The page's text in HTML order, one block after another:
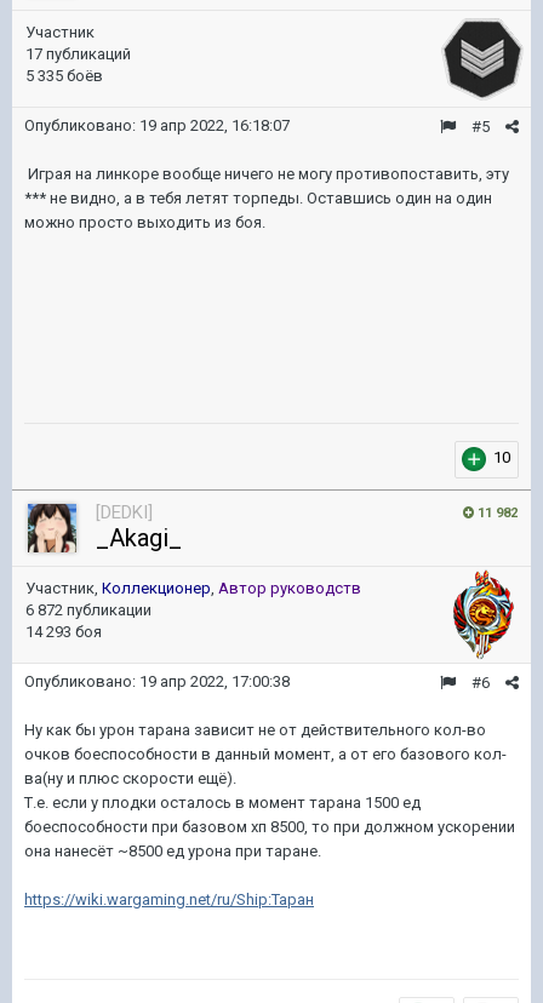
Участник
17 публикаций
5 335 боёв
#5
Опубликовано: 19 апр 2022, 16:18:07
Играя на линкоре вообще ничего не могу противопоставить, эту
*** не видно, а в тебя летят торпеды. Оставшись один на один
можно просто выходить из боя.
10
11 982
[DEDKI]
_Akagi_
Участник, Коллекционер, Автор руководств
6 872 публикации
14 293 боя
#6
Опубликовано: 19 апр 2022, 17:00:38
Ну как бы урон тарана зависит не от действительного кол-во
очков боеспособности в данный момент, а от его базового кол-
ва(ну и плюс скорости ещё).
Т.е. если у плодки осталось в момент тарана 1500 ед
боеспособности при базовом хп 8500, то при должном ускорении
она нанесёт ~8500 ед урона при таране.
https://wiki.wargaming.net/ru/Ship:Таран